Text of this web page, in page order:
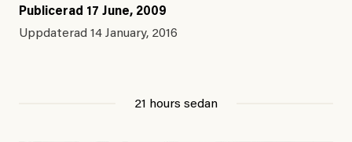
Publicerad 17 June, 2009
Uppdaterad 14 January, 2016
21 hours sedan